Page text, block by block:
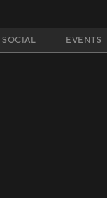
SOCIAL EVENTS